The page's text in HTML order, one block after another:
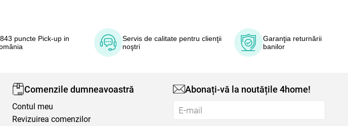
puncte Pick-up in
Servis de calitate pentru clienţii
noştri
Garanţia returnării
banilor
Comenzile dumneavoastră
Contul meu
Revizuirea comenzilor
Abonați-vă la noutățile 4home!